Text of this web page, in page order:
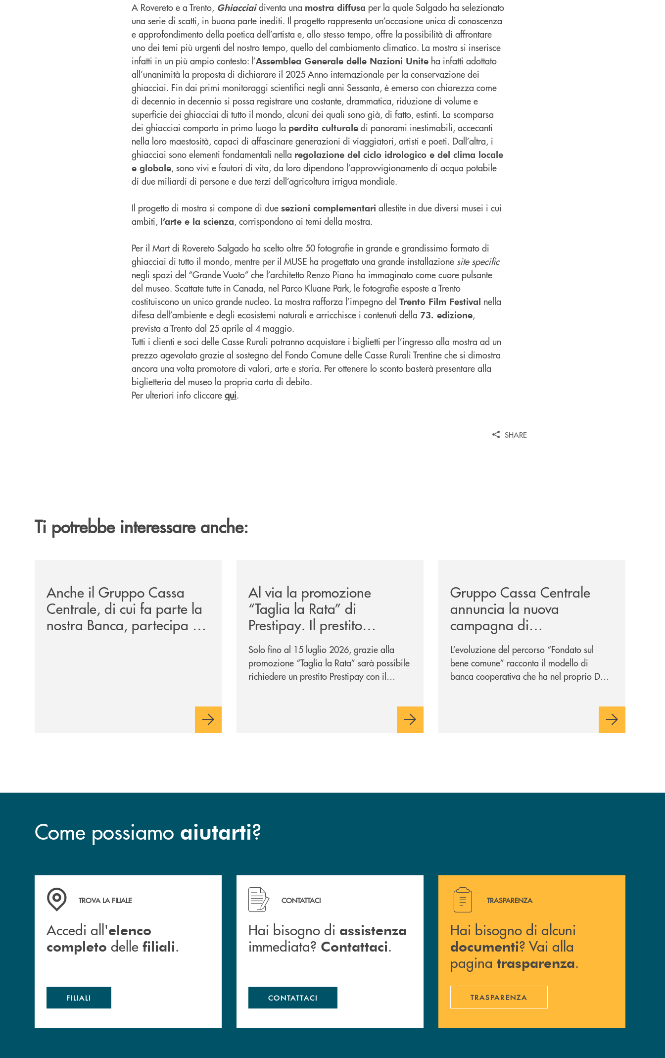
A Rovereto e a Trento, Ghiacciaidiventa una mostra diffusa per la quale Salgado ha selezionato
una serie di scatti, in buona parte inediti. Il progetto rappresenta un’occasione unica di conoscenza
e approfondimento della poetica dell’artista e, allo stesso tempo, offre la possibilità di affrontare
uno dei temi più urgenti del nostro tempo, quello del cambiamento climatico. La mostra si inserisce
infatti in un più ampio contesto: l’Assemblea Generale delle Nazioni Unite ha infatti adottato
all’unanimità la proposta di dichiarare il 2025 Anno internazionale per la conservazione dei
ghiacciai. Fin dai primi monitoraggi scientifici negli anni Sessanta, è emerso con chiarezza come
di decennio in decennio si possa registrare una costante, drammatica, riduzione di volume e
superficie dei ghiacciai di tutto il mondo, alcuni dei quali sono già, di fatto, estinti. La scomparsa
dei ghiacciai comporta in primo luogo la perdita culturale di panorami inestimabili, accecanti
nella loro maestosità, capaci di affascinare generazioni di viaggiatori, artisti e poeti. Dall’altra, i
ghiacciai sono elementi fondamentali nella regolazione del ciclo idrologico e del clima locale
e globale, sono vivi e fautori di vita, da loro dipendono l’approvvigionamento di acqua potabile
di due miliardi di persone e due terzi dell’agricoltura irrigua mondiale.
Il progetto di mostra si compone di due sezioni complementari allestite in due diversi musei i cui
ambiti, l’arte e la scienza, corrispondono ai temi della mostra.
Per il Mart di Rovereto Salgado ha scelto oltre 50 fotografie in grande e grandissimo formato di
ghiacciai di tutto il mondo, mentre per il MUSE ha progettato una grande installazione site specific
negli spazi del “Grande Vuoto” che l’architetto Renzo Piano ha immaginato come cuore pulsante
del museo. Scattate tutte in Canada, nel Parco Kluane Park, le fotografie esposte a Trento
costituiscono un unico grande nucleo. La mostra rafforza l’impegno del Trento Film Festival nella
difesa dell’ambiente e degli ecosistemi naturali e arricchisce i contenuti della 73. edizione,
prevista a Trento dal 25 aprile al 4 maggio.
Tutti i clienti e soci delle Casse Rurali potranno acquistare i biglietti per l’ingresso alla mostra ad un
prezzo agevolato grazie al sostegno del Fondo Comune delle Casse Rurali Trentine che si dimostra
ancora una volta promotore di valori, arte e storia. Per ottenere lo sconto basterà presentare alla
biglietteria del museo la propria carta di debito.
Per ulteriori info cliccare qui.
SHARE
Ti potrebbe interessare anche:
Anche il Gruppo Cassa
Centrale, di cui fa parte la
nostra Banca, partecipa a
EUR.BANK, il progetto di
Al via la promozione
“Taglia la Rata” di
Prestipay. Il prestito
personale che si fa in due
per te!
Solo fino al 15 luglio 2026, grazie alla
promozione “Taglia la Rata” sarà possibile
richiedere un prestito Prestipay con il
Gruppo Cassa Centrale
annuncia la nuova
campagna di
comunicazione
nazionale: “Oggi si dice
ESG. Per noi è fare la cosa
L’evoluzione del percorso “Fondato sul
bene comune” racconta il modello di
banca cooperativa che ha nel proprio DNA
Come possiamo aiutarti?
Accedi all' elenco completo delle filiali .
TROVA LA FILIALE
Accedi all'elenco
completo delle filiali.
FILIALI
Hai bisogno di assistenza immediata? Contattaci .
CONTATTACI
Hai bisogno di assistenza
immediata? Contattaci.
CONTATTACI
Hai bisogno di alcuni documenti ? Vai alla pagina
TRASPARENZA
Hai bisogno di alcuni
documenti? Vai alla
pagina trasparenza.
TRASPARENZA